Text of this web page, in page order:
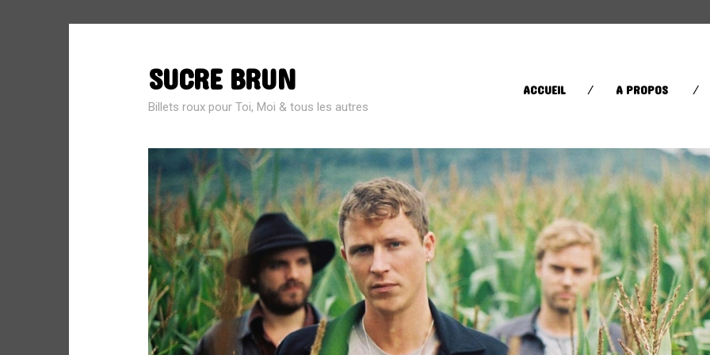
SEARCH
FOR:
CATÉGORIES
Sugar in your bowl
(432)
Toys in the Attic
(11)
MÉTA
Connexion
Flux des publications
Flux des commentaires
ÉTIQUETTES
AFRICA AFROBEAT
BRAZIL
BRITPOP BRIT
CLASSIQUE
CONTEMPORAIN
SUCRE BRUN
Billets roux pour Toi, Moi & tous les autres
ACCUEIL A PROPOS